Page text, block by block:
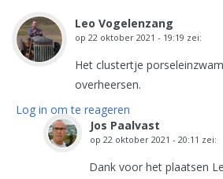
Leo Vogelenzang
op 22 oktober 2021 - 19:19 zei:
Het clustertje
overheersen.
Log in om te reageren
Jos Paalvast
op 22 oktober 2021 - 20:11 zei:
Dank voor het plaatsen